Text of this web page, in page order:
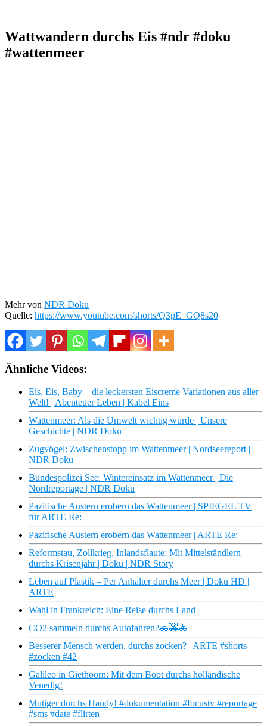
Wattwandern durchs Eis #ndr #doku
#wattenmeer
Mehr von NDR Doku
Quelle: https://www.youtube.com/shorts/Q3pE_GQ8s20
Ähnliche Videos:
Eis, Eis, Baby – die leckersten Eiscreme Variationen aus aller
Welt! | Abenteuer Leben | Kabel Eins
Wattenmeer: Als die Umwelt wichtig wurde | Unsere
Geschichte | NDR Doku
Zugvögel: Zwischenstopp im Wattenmeer | Nordseereport |
NDR Doku
Bundespolizei See: Wintereinsatz im Wattenmeer | Die
Nordreportage | NDR Doku
Pazifische Austern erobern das Wattenmeer | SPIEGEL TV
für ARTE Re:
Pazifische Austern erobern das Wattenmeer | ARTE Re:
Reformstau, Zollkrieg, Inlandsflaute: Mit Mittelständlern
durchs Krisenjahr | Doku | NDR Story
Leben auf Plastik – Per Anhalter durchs Meer | Doku HD |
ARTE
Wahl in Frankreich: Eine Reise durchs Land
CO2 sammeln durchs Autofahren?🚗🚕🚓
Besserer Mensch werden, durchs zocken? | ARTE #shorts
#zocken #42
Galileo in Giethoorn: Mit dem Boot durchs holländische
Venedig!
Mutiger durchs Handy! #dokumentation #focustv #reportage
#sms #date #flirten